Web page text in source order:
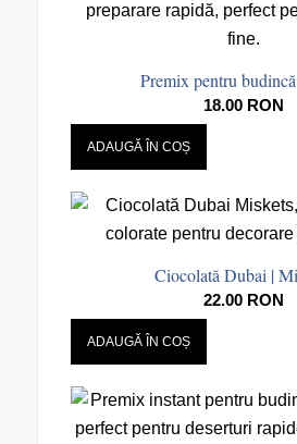
Premix pentru
18.00 RON
ADAUGĂ ÎN COȘ
Ciocolată Dubai |
22.00 RON
ADAUGĂ ÎN COȘ